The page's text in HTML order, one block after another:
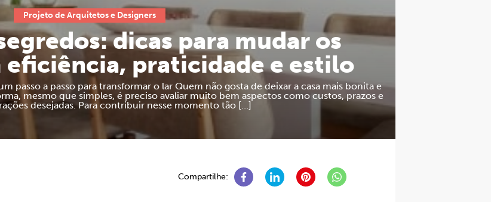
Projeto de Arquitetos e Designers
dicas para mudar os
eficiência, praticidade e estilo
passo a passo para transformar o lar Quem não gosta de deixar a casa mais bonita e
mesmo que simples, é preciso avaliar muito bem aspectos como custos, prazos e
desejadas. Para contribuir nesse momento tão […]
Compartilhe: